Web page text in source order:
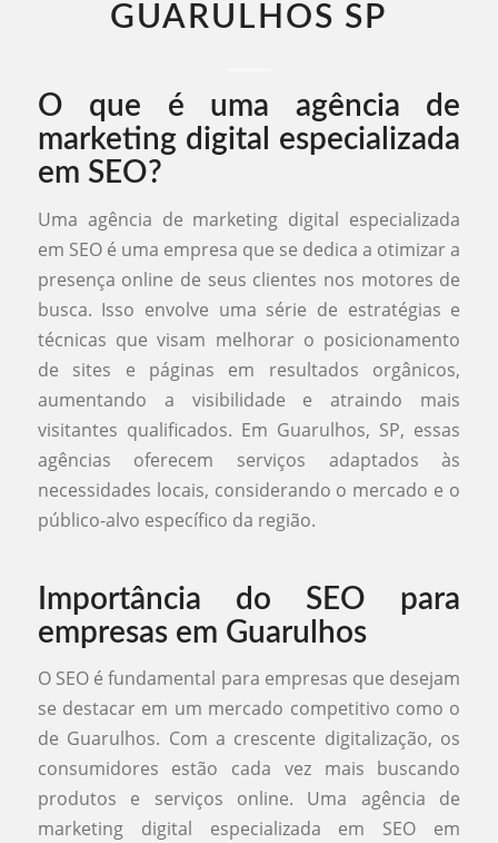
GUARULHOS SP​
O que é uma agência de
marketing digital especializada
em SEO?
Uma agência de marketing digital especializada
em SEO é uma empresa que se dedica a otimizar a
presença online de seus clientes nos motores de
busca. Isso envolve uma série de estratégias e
técnicas que visam melhorar o posicionamento
de sites e páginas em resultados orgânicos,
aumentando a visibilidade e atraindo mais
visitantes qualificados. Em Guarulhos, SP, essas
agências oferecem serviços adaptados às
necessidades locais, considerando o mercado e o
público-alvo específico da região.
Importância do SEO para
empresas em Guarulhos
O SEO é fundamental para empresas que desejam
se destacar em um mercado competitivo como o
de Guarulhos. Com a crescente digitalização, os
consumidores estão cada vez mais buscando
produtos e serviços online. Uma agência de
marketing digital especializada em SEO em